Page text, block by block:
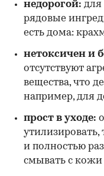
недорогой: для
рядовые
есть дома:
нетоксичен и
отсутствуют
вещества, что
например, для
прост в уходе:
и полностью
смывать с кожи